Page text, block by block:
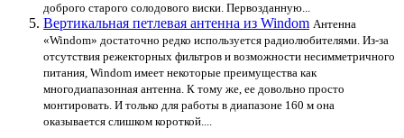
доброго старого солодового виски. Первозданную...
Вертикальная петлевая антенна из Windom Антенна
«Windom» достаточно редко используется радиолюбителями. Из-за
отсутствия режекторных фильтров и возможности несимметричного
питания, Windom имеет некоторые преимущества как
многодиапазонная антенна. К тому же, ее довольно просто
монтировать. И только для работы в диапазоне 160 м она
оказывается слишком короткой....